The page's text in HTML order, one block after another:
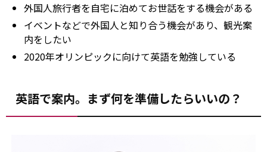
外国人旅行者を自宅に泊めてお世話をする機会がある
イベントなどで外国人と知り合う機会があり、観光案
内をしたい
2020年オリンピックに向けて英語を勉強している
英語で案内。まず何を準備したらいいの？